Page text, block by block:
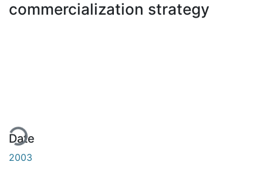
commercialization strategy
Date
2003